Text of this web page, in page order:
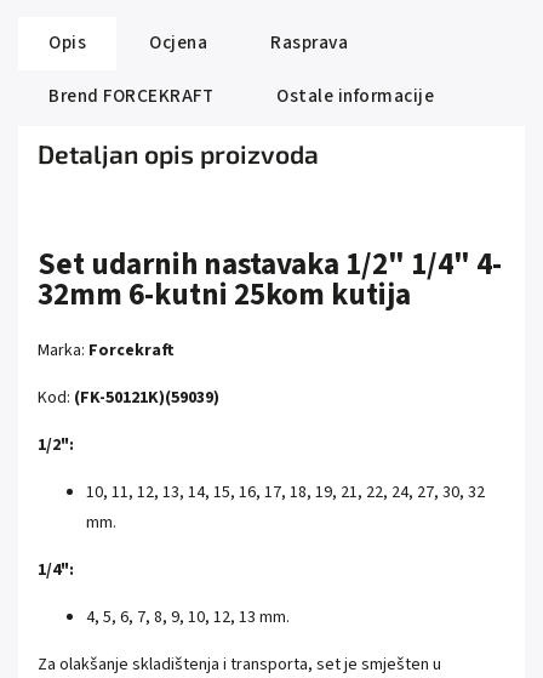
Opis Ocjena
Rasprava
Brend FORCEKRAFT Ostale informacije
Detaljan opis proizvoda
Set udarnih nastavaka 1/2" 1/4" 4-
32mm 6-kutni 25kom kutija
Marka: Forcekraft
Kod: (FK-50121K)(59039)
1/2":
10, 11, 12, 13, 14, 15, 16, 17, 18, 19, 21, 22, 24, 27, 30, 32
mm.
1/4":
4, 5, 6, 7, 8, 9, 10, 12, 13 mm.
Za olakšanje skladištenja i transporta, set je smješten u